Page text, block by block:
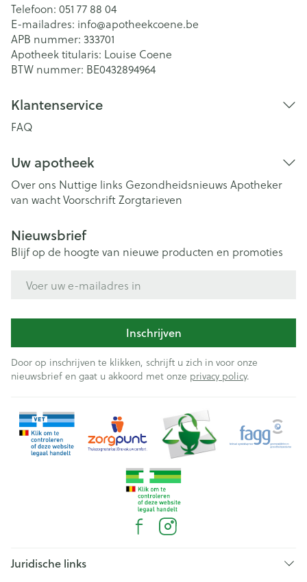
Telefoon: 051 77 88 04
E-mailadres: info@apotheekcoene.be
APB nummer: 333701
Apotheek titularis: Louise Coene
BTW nummer: BE0432894964
Klantenservice
FAQ
Uw apotheek
Over ons Nuttige links Gezondheidsnieuws Apotheker
van wachtVoorschriftZorgtarieven
Nieuwsbrief
Blijf op de hoogte van nieuwe producten en promoties
Inschrijven
Door op inschrijven te klikken, schrijft u zich in voor onze
nieuwsbrief en gaat u akkoord met onze privacy policy.
Juridische links